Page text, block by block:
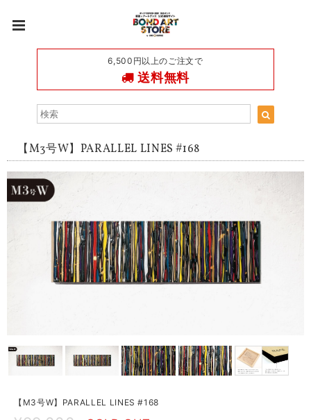
6,500円以上のご注文で
送料無料
【M3号W】PARALLEL LINES #168
【M3号W】PARALLEL LINES #168